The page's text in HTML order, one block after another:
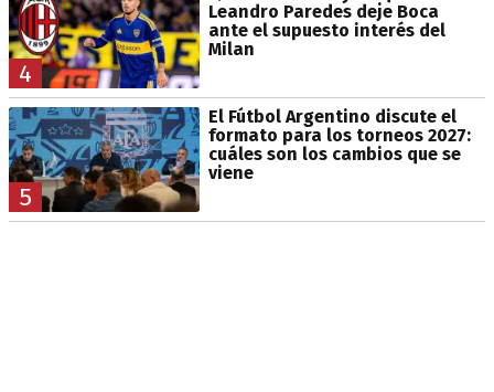
4
Leandro Paredes deje Boca
ante el supuesto interés del
Milan
5
El Fútbol Argentino discute el
formato para los torneos 2027:
cuáles son los cambios que se
viene